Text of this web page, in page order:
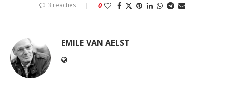
3 reacties 0
EMILE VAN AELST